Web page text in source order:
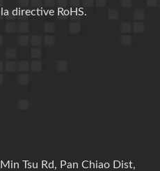
directive RoHS.
Tsu Rd, Pan Chiao Dist,